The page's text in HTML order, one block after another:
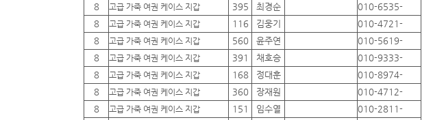
8
고급 가죽 여권 케이스 지갑 395 최경순
010-6535-
8
고급 가죽 여권 케이스 지갑 116 김웅기
010-4721-
8
고급 가죽 여권 케이스 지갑 560 윤주연
010-5619-
8
고급 가죽 여권 케이스 지갑 391 채호승
010-9333-
8
고급 가죽 여권 케이스 지갑 168 정대훈
010-8974-
8
고급 가죽 여권 케이스 지갑 360 장재원
010-4712-
8
고급 가죽 여권 케이스 지갑 151 임수열
010-2811-